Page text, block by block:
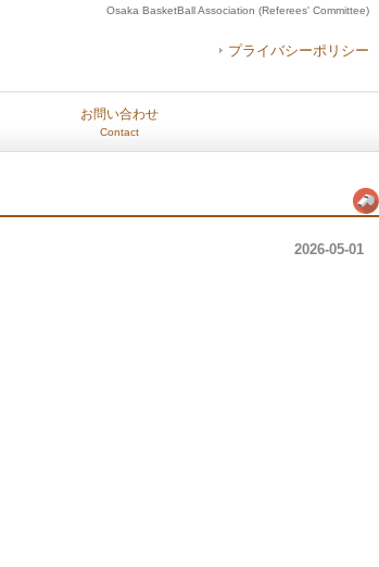
Osaka BasketBall Association (Referees' Committee)
プライバシーポリシー
お問い合わせ
Contact
2026-05-01